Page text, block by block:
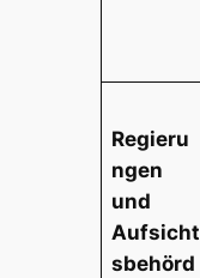
Regieru
ngen
und
Aufsicht
sbehörd